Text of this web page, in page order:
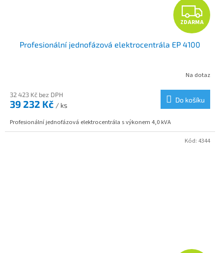
Z
D
R
M
A
ZDARMA
Profesionální jednofázová elektrocentrála EP 4100
Na dotaz
32 423 Kč bez DPH
39 232 Kč / ks
Do košíku
Profesionální jednofázová elektrocentrála s výkonem 4,0 kVA
Kód: 4344